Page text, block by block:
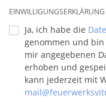
Ja, ich habe die
genommen und
mir angegebenen
erhoben und
kann jederzeit mit